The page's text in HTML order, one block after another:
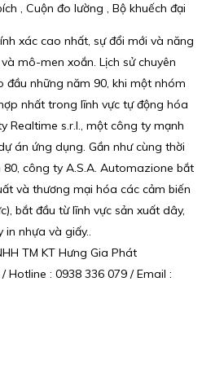
, Cuộn đo lường , Bộ khuếch đại
xác cao nhất, sự đổi mới và năng
mô-men xoắn. Lịch sử chuyên
đầu những năm 90, khi một nhóm
nhất trong lĩnh vực tự động hóa
Realtime s.r.l., một công ty mạnh
án ứng dụng. Gần như cùng thời
công ty A.S.A. Automazione bắt
và thương mại hóa các cảm biến
bắt đầu từ lĩnh vực sản xuất dây,
nhựa và giấy..
TM KT Hưng Gia Phát
: 0938 336 079 / Email :